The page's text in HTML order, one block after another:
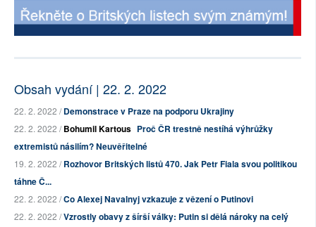
Obsah vydání | 22. 2. 2022
22. 2. 2022 /Demonstrace v Praze na podporu Ukrajiny
22. 2. 2022 /Bohumil Kartous Proč ČR trestně nestíhá výhrůžky
extremistů násilím? Neuvěřitelné
19. 2. 2022 /Rozhovor Britských listů 470. Jak Petr Fiala svou politikou
táhne Č...
22. 2. 2022 /Co Alexej Navalnyj vzkazuje z vězení o Putinovi
22. 2. 2022 /Vzrostly obavy z šírší války: Putin si dělá nároky na celý